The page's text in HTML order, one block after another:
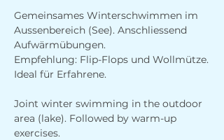
Gemeinsames Winterschwimmen im
Aussenbereich (See). Anschliessend
Aufwärmübungen.
Empfehlung: Flip-Flops und Wollmütze.
Ideal für Erfahrene.
Joint winter swimming in the outdoor
area (lake). Followed by warm-up
exercises.